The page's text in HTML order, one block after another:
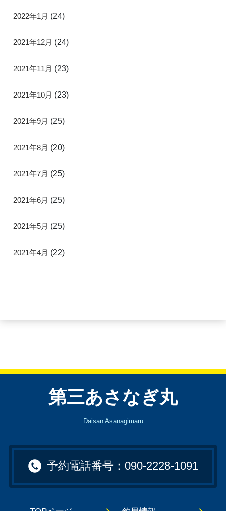
2022年1月 (24)
2021年12月 (24)
2021年11月 (23)
2021年10月 (23)
2021年9月 (25)
2021年8月 (20)
2021年7月 (25)
2021年6月 (25)
2021年5月 (25)
2021年4月 (22)
第三あさなぎ丸
Daisan Asanagimaru
予約電話番号：090-2228-1091